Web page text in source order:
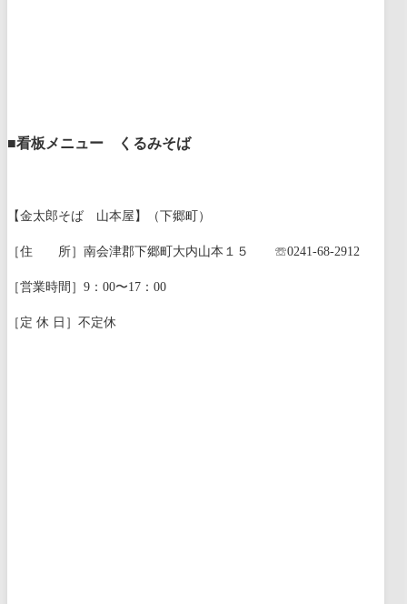
■看板メニュー くるみそば
【金太郎そば 山本屋】（下郷町）
［住 所］南会津郡下郷町大内山本１５ ☏0241-68-2912
［営業時間］9：00〜17：00
［定 休 日］不定休